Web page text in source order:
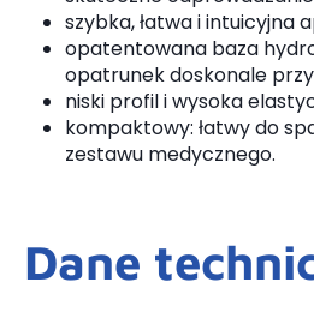
szybka, łatwa i intuicyjna
opatentowana baza
opatrunek doskonale
niski profil i wysoka
kompaktowy: łatwy do
zestawu medycznego.
Dane